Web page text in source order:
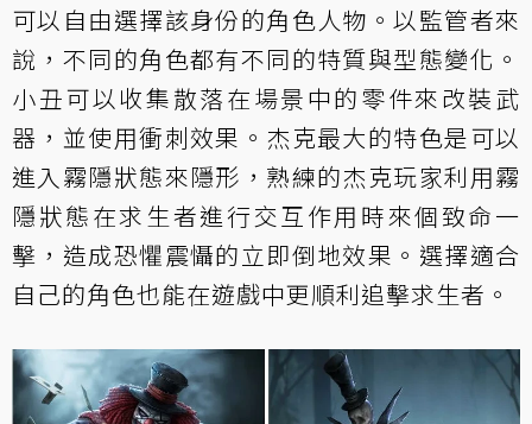
可以自由選擇該身份的角色人物。以監管者來
說，不同的角色都有不同的特質與型態變化。
小丑可以收集散落在場景中的零件來改裝武
器，並使用衝刺效果。杰克最大的特色是可以
進入霧隱狀態來隱形，熟練的杰克玩家利用霧
隱狀態在求生者進行交互作用時來個致命一
擊，造成恐懼震懾的立即倒地效果。選擇適合
自己的角色也能在遊戲中更順利追擊求生者。